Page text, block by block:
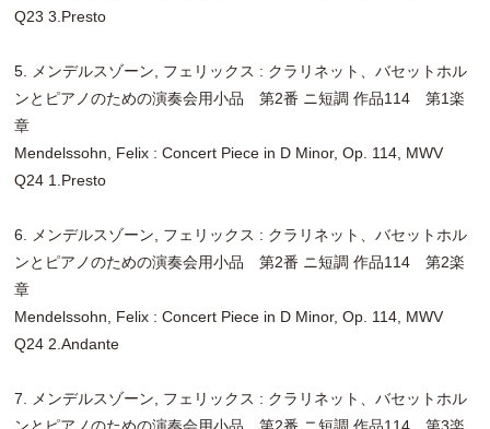
Q23 3.Presto
5. メンデルスゾーン, フェリックス : クラリネット、バセットホル
ンとピアノのための演奏会用小品 第2番 ニ短調 作品114 第1楽
章
Mendelssohn, Felix : Concert Piece in D Minor, Op. 114, MWV
Q24 1.Presto
6. メンデルスゾーン, フェリックス : クラリネット、バセットホル
ンとピアノのための演奏会用小品 第2番 ニ短調 作品114 第2楽
章
Mendelssohn, Felix : Concert Piece in D Minor, Op. 114, MWV
Q24 2.Andante
7. メンデルスゾーン, フェリックス : クラリネット、バセットホル